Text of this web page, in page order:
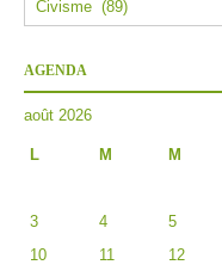
AGENDA
août 2026
L M M
3
4 5
10
11 12